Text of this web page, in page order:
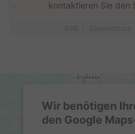
Wir benötigen
den Google